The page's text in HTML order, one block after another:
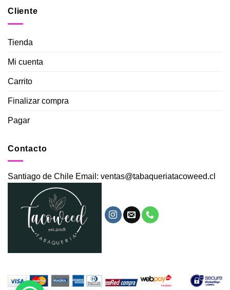
Cliente
Tienda
Mi cuenta
Carrito
Finalizar compra
Pagar
Contacto
Santiago de Chile Email: ventas@tabaqueriatacoweed.cl